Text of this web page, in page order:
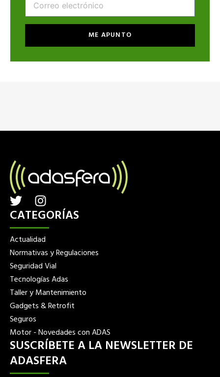
ME APUNTO
T
w
i
t
t
e
r
I
n
s
t
a
g
r
a
m
CATEGORÍAS
Actualidad
Normativas y Regulaciones
Seguridad Vial
Tecnologías Adas
Taller y Mantenimiento
Gadgets & Retrofit
Seguros
Motor - Novedades con ADAS
SUSCRÍBETE A LA NEWSLETTER DE
ADASFERA